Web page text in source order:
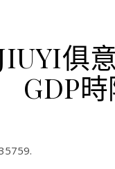
俱
GDP